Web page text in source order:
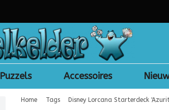
Puzzels Accessoires
Home Tags Disney Lorcana Starterdeck